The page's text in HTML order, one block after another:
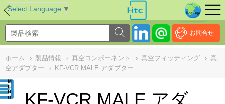
Select Language ▼
お問合せ
ホーム › 製品情報 › 真空コンポーネント › 真空フィッティング › 真
空アダブター
› KF-VCR MALE アダブター
KF-VCR MALE アダ
NULL//